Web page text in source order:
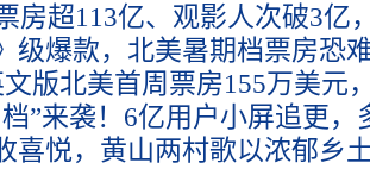
房超113亿、观影人次破3亿
级爆款，北美暑期档票房恐
文版北美首周票房155万美元
”来袭！6亿用户小屏追更
喜悦，黄山两村歌以浓郁乡